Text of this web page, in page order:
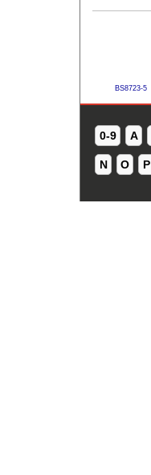
BS8723-5
0-9 A
N O P